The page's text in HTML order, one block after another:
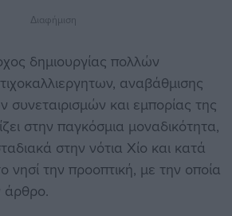
Διαφήμιση
δημιουργίας πολλών
αναβάθμισης
και εμπορίας της
στην παγκόσμια μοναδικότητα,
στην νότια Χίο και κατά
νησί την προοπτική, με την οποία
άρθρο.